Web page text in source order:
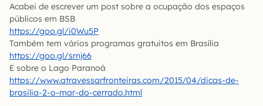
Acabei de escrever um post sobre a ocupação dos espaços
públicos em BSB
https://goo.gl/i0Wu5P
Também tem vários programas gratuitos em Brasília
https://goo.gl/srnj66
E sobre o Lago Paranoá
https://www.atravessarfronteiras.com/2015/04/dicas-de-
brasilia-2-o-mar-do-cerrado.html